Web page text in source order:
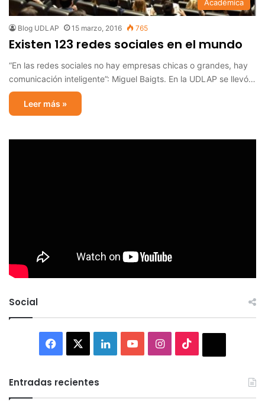
Académica
Blog UDLAP 15 marzo, 2016 765
Existen 123 redes sociales en el mundo
“En las redes sociales no hay empresas chicas o grandes, hay
comunicación inteligente”: Miguel Baigts. En la UDLAP se llevó…
Leer más »
Social
Facebook LinkedInYouTubeInstagram
Entradas recientes